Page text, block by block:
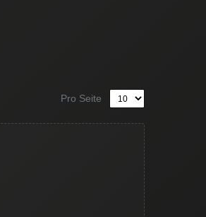
Pro Seite